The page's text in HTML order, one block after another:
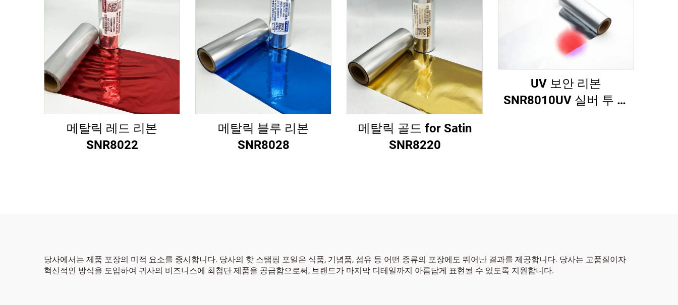
메탈릭 레드 리본
SNR8022
메탈릭 블루 리본
SNR8028
메탈릭 골드 for Satin
SNR8220
UV 보안 리본
SNR8010UV 실버 투 레
당사에서는 제품 포장의 미적 요소를 중시합니다. 당사의 핫 스탬핑 포일은 식품, 기념품, 섬유 등 어떤 종류의 포장에도 뛰어난 결과를 제공합니다. 당사는 고품질이자
혁신적인 방식을 도입하여 귀사의 비즈니스에 최첨단 제품을 공급함으로써, 브랜드가 마지막 디테일까지 아름답게 표현될 수 있도록 지원합니다.